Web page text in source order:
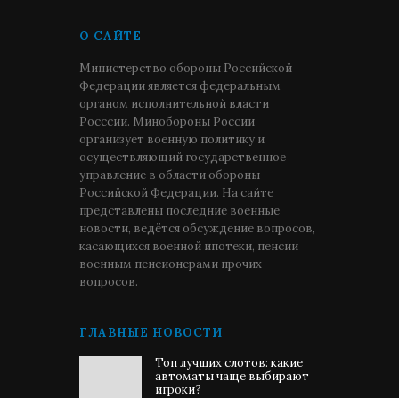
О САЙТЕ
Министерство обороны Российской
Федерации является федеральным
органом исполнительной власти
Росссии. Минобороны России
организует военную политику и
осуществляющий государственное
управление в области обороны
Российской Федерации. На сайте
представлены последние военные
новости, ведётся обсуждение вопросов,
касающихся военной ипотеки, пенсии
военным пенсионерами прочих
вопросов.
ГЛАВНЫЕ НОВОСТИ
Топ лучших слотов: какие
автоматы чаще выбирают
игроки?